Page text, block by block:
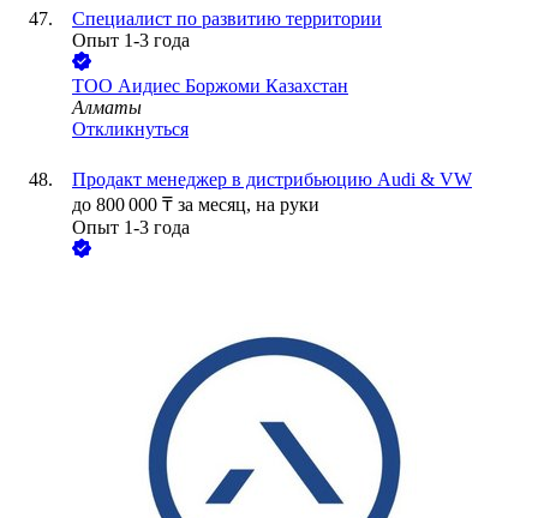
Специалист по развитию территории
Опыт 1-3 года
ТОО Аидиес Боржоми Казахстан
Алматы
Откликнуться
Продакт менеджер в дистрибьюцию Audi & VW
до 800 000 ₸ за месяц, на руки
Опыт 1-3 года